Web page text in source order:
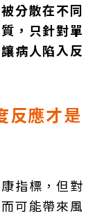
分散在不同
，只針對單
病人陷入反
反應才是
指標，但對
可能帶來風